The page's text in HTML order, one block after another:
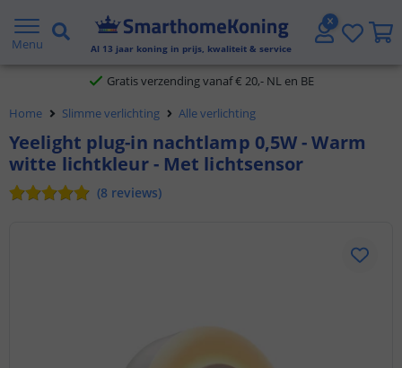
Menu Al 13 jaar koning in prijs, kwaliteit & service
2 jaar garantie
Gratis verzending vanaf € 20,- NL en BE
Klantbeoordeling 9.1
Voor 23:45 uur besteld,morgen in huis
Home Slimme verlichting Alle verlichting
Yeelight plug-in nachtlamp 0,5W - Warm
witte lichtkleur - Met lichtsensor
(8 reviews)